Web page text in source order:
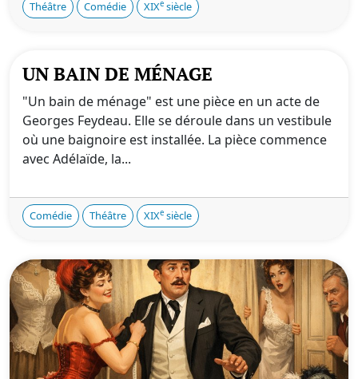
Théâtre Comédie XIXe siècle
UN BAIN DE MÉNAGE
"Un bain de ménage" est une pièce en un acte de
Georges Feydeau. Elle se déroule dans un vestibule
où une baignoire est installée. La pièce commence
avec Adélaïde, la...
Comédie Théâtre XIXe siècle